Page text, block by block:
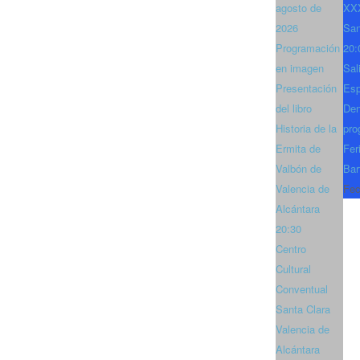
agosto de
2026
Programación
en imagen
Presentación
del libro
Historia de la
Ermita de
Valbón de
Valencia de
Alcántara
20:30
Centro
Cultural
Conventual
Santa Clara
Valencia de
Alcántara